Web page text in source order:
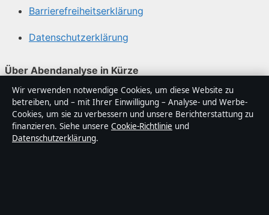
Barrierefreiheitserklärung
Datenschutzerklärung
Über Abendanalyse in Kürze
Abendanalyse ist ein unabhängiger digitaler
Nachrichtenanbieter mit Fokus auf Politik, Wirtschaft,
Technik und Gesellschaft in Deutschland. Jeder Artikel
trägt eine Byline, wird von einem Redakteur geprüft und
Wir verwenden notwendige Cookies, um diese Website zu
betreiben, und – mit Ihrer Einwilligung – Analyse- und Werbe-
Cookies, um sie zu verbessern und unsere Berichterstattung zu
finanzieren. Siehe unsere Cookie-Richtlinie und
Datenschutzerklärung.